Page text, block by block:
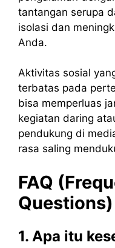
tantangan serupa
isolasi dan
Anda.
Aktivitas sosial
terbatas pada
bisa memperluas
kegiatan daring
pendukung di
rasa saling
FAQ
Questions)
1. Apa itu